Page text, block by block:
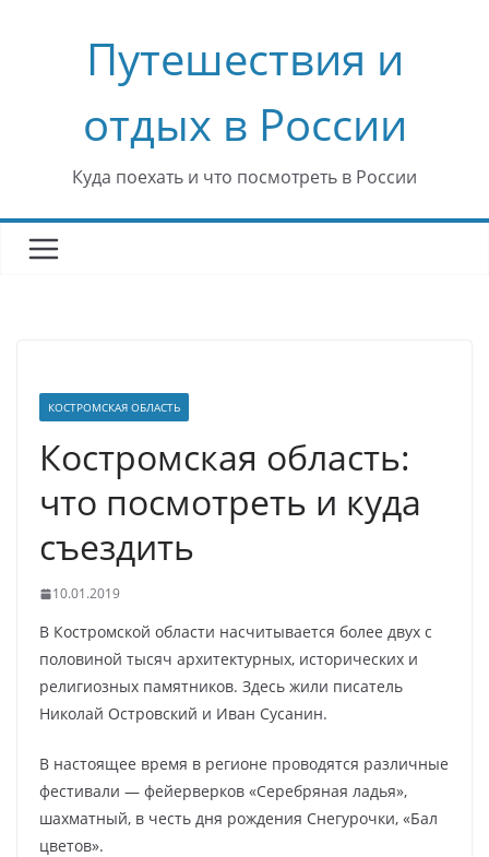
содержимомуПутешествия и
отдых в России
Куда поехать и что посмотреть в России
КОСТРОМСКАЯ ОБЛАСТЬ
Костромская область:
что посмотреть и куда
съездить
10.01.2019
В Костромской области насчитывается более двух с
половиной тысяч архитектурных, исторических и
религиозных памятников. Здесь жили писатель
Николай Островский и Иван Сусанин.
В настоящее время в регионе проводятся различные
фестивали — фейерверков «Серебряная ладья»,
шахматный, в честь дня рождения Снегурочки, «Бал
цветов».